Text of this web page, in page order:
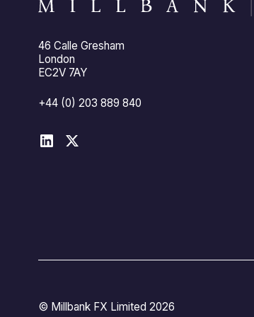
46 Calle Gresham
London
EC2V 7AY
+44 (0) 203 889 840
© Millbank FX Limited 2026